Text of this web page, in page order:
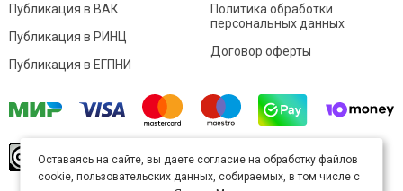
Публикация в ВАК
Публикация в РИНЦ
Публикация в ЕГПНИ
Политика обработки
персональных данных
Договор оферты
произведение доступно полицензии Creative
Commons «Attribution» («Атрибуция») 4.0
Оставаясь на сайте, вы даете согласие на обработку файлов
cookie, пользовательских данных, собираемых, в том числе с